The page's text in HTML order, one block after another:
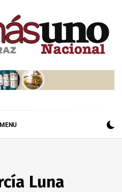
MENU
Luna